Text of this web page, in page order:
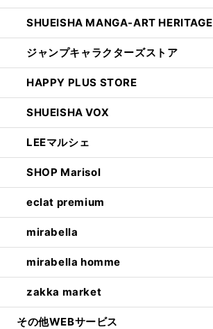
SHUEISHA MANGA-ART HERITAGE
ジャンプキャラクターズストア
HAPPY PLUS STORE
SHUEISHA VOX
LEEマルシェ
SHOP Marisol
eclat premium
mirabella
mirabella homme
zakka market
その他WEBサービス